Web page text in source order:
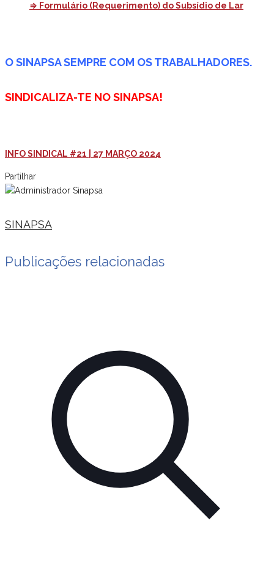
⇒ Formulário (Requerimento) do Subsídio de Lar
O SINAPSA SEMPRE COM OS TRABALHADORES.
SINDICALIZA-TE NO SINAPSA!
INFO SINDICAL #21 | 27 MARÇO 2024
Partilhar
SINAPSA
Publicações relacionadas